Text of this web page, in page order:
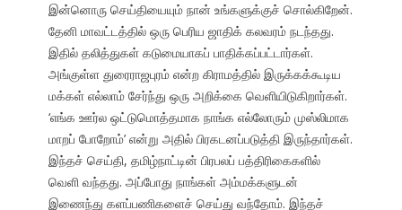
இன்னொரு செய்தியையும் நான் உங்களுக்குச் சொல்கிறேன்.
தேனி மாவட்டத்தில் ஒரு பெரிய ஜாதிக் கலவரம் நடந்தது.
இதில் தலித்துகள் கடுமையாகப் பாதிக்கப்பட்டார்கள்.
அங்குள்ள துரைராஜபுரம் என்ற கிராமத்தில் இருக்கக்கூடிய
மக்கள் எல்லாம் சேர்ந்து ஒரு அறிக்கை வெளியிடுகிறார்கள்.
‘எங்க ஊர்ல ஒட்டுமொத்தமாக நாங்க எல்லோரும் முஸ்லிமாக
மாறப் போறோம்’ என்று அதில் பிரகடனப்படுத்தி இருந்தார்கள்.
இந்தச் செய்தி, தமிழ்நாட்டின் பிரபலப் பத்திரிகைகளில்
வெளி வந்தது. அப்போது நாங்கள் அம்மக்களுடன்
இணைந்து களப்பணிகளைச் செய்து வந்தோம். இந்தச்